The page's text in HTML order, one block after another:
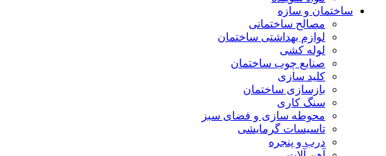
ساختمان و سازه
مصالح ساختمانی
لوازم بهداشتی ساختمان
لوله کشی
صنایع چوب ساختمان
کلید سازی
بازسازی ساختمان
سنگ کاری
محوطه سازی و فضای سبز
تاسیسات گرمایشی
درب و پنجره